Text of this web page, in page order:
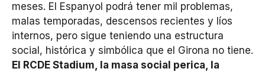
meses. El Espanyol podrá tener mil problemas,
malas temporadas, descensos recientes y líos
internos, pero sigue teniendo una estructura
social, histórica y simbólica que el Girona no tiene.
El RCDE Stadium, la masa social perica, la